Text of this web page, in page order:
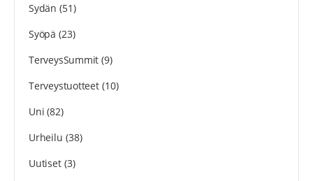
Sydän (51)
Syöpä (23)
TerveysSummit (9)
Terveystuotteet(10)
Uni (82)
Urheilu (38)
Uutiset(3)